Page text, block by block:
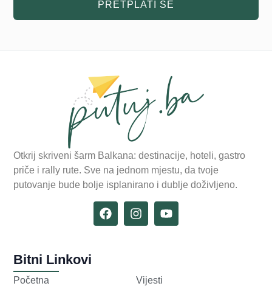
PRETPLATI SE
Otkrij skriveni šarm Balkana: destinacije, hoteli, gastro
priče i rally rute. Sve na jednom mjestu, da tvoje
putovanje bude bolje isplanirano i dublje doživljeno.
Bitni Linkovi
Početna Vijesti